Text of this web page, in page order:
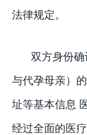
法律规定。
双方身份
与代孕母亲）
址等基本信息
经过全面的医